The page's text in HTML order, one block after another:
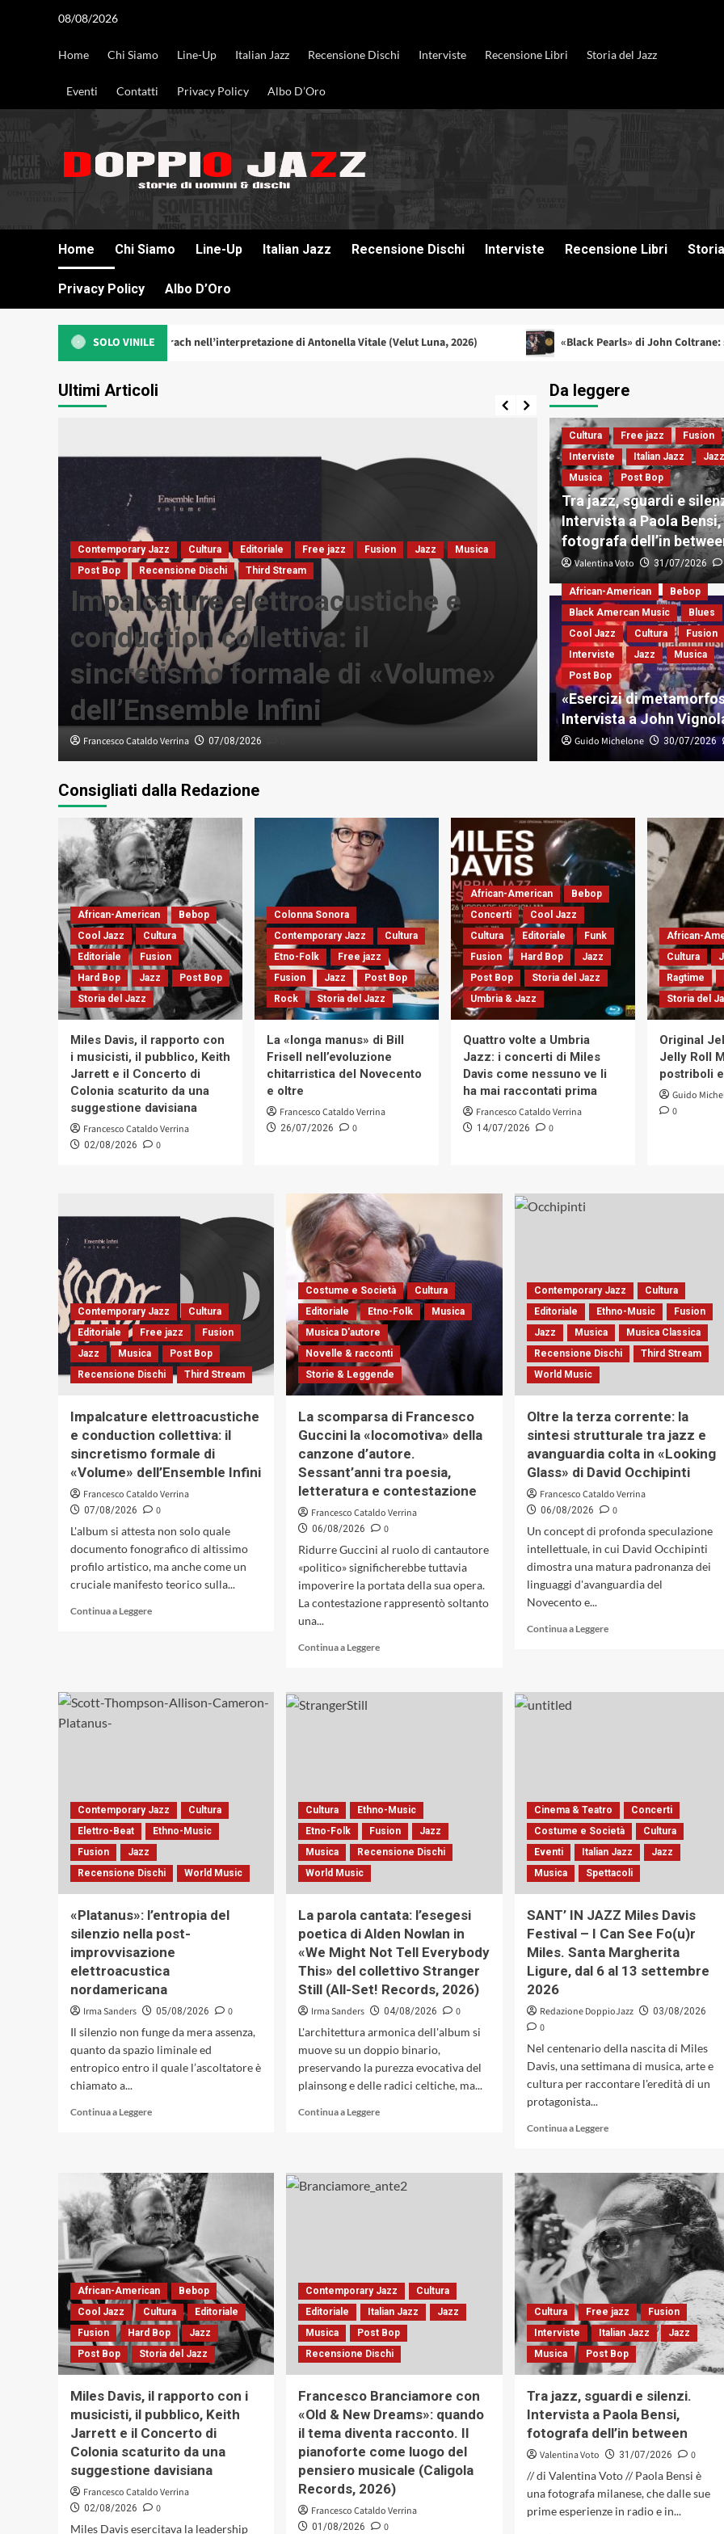
08/08/2026
Home Chi Siamo Line-Up Italian Jazz Recensione Dischi Interviste Recensione Libri Storia del Jazz
Eventi Contatti Privacy Policy Albo D’Oro
Home Chi Siamo Line-Up Italian Jazz Recensione Dischi Interviste Recensione Libri
Privacy Policy Albo D’Oro
SOLO VINILE
di Bacharach nell’interpretazione di Antonella Vitale (Velut Luna, 2026) «Black Pearls» di John Coltrane: si fa presto a
Ultimi Articoli
Contemporary Jazz Cultura Editoriale Free jazz Fusion Jazz
Musica
Post Bop
Recensione Dischi Third Stream
Impalcature elettroacustiche e
conduction collettiva: il
sincretismo formale di «Volume»
dell’Ensemble Infini
Francesco Cataldo Verrina 07/08/2026
Costume e Società Cultura
Novelle & racconti
Storie &
La
la
d’autore.
letteratura e
Francesco Cataldo Verrina 06/08/
Da leggere
Cultura Free jazz
Fusion
Interviste
Italian Jazz
Jazz
Musica
Post Bop
Tra jazz, sguardi e
Intervista a Paola Bensi,
fotografa dell’in
Valentina Voto 31/07/2026
African-American
Bebop
Black Amercan Music
Blues
Cool Jazz
Cultura
Fusion
Interviste
Jazz
Musica
Post Bop
«Esercizi di
Intervista a John
Guido Michelone 30/07/2026
Consigliati dalla Redazione
African-American
Bebop
Cool Jazz
Cultura
Editoriale
Fusion
Hard Bop
Jazz
Post Bop
Storia del Jazz
Miles Davis, il rapporto con
i musicisti, il pubblico, Keith
Jarrett e il Concerto di
Colonia scaturito da una
suggestione davisiana
Francesco Cataldo Verrina
02/08/2026 0
Colonna Sonora
Contemporary Jazz
Cultura
Etno-Folk
Free jazz
Fusion
Jazz
Post Bop
Rock
Storia del Jazz
La «longa manus» di Bill
Frisell nell’evoluzione
chitarristica del Novecento
e oltre
Francesco Cataldo Verrina
26/07/2026 0
African-American
Bebop
Concerti
Cool Jazz
Cultura
Editoriale
Funk
Fusion
Hard Bop
Jazz
Post Bop
Storia del Jazz
Umbria & Jazz
Quattro volte a Umbria
Jazz: i concerti di Miles
Davis come nessuno ve li
ha mai raccontati prima
Francesco Cataldo Verrina
14/07/2026 0
African-
Cultura
Ragtime
Storia del
Original
Jelly Roll
postriboli e
Guido
0
Contemporary Jazz
Cultura
Editoriale
Free jazz
Fusion
Jazz
Musica
Post Bop
Recensione Dischi
Third Stream
Impalcature elettroacustiche
e conduction collettiva: il
sincretismo formale di
«Volume» dell’Ensemble Infini
Francesco Cataldo Verrina
07/08/2026
0
L'album si attesta non solo quale
documento fonografico di altissimo
profilo artistico, ma anche come un
cruciale manifesto teorico sulla...
Continua a LeggereLeggi
e
«Volume»
dell’Ensemble
Infini
Costume e Società
Cultura
Editoriale
Etno-Folk
Musica
Musica D'autore
Novelle & racconti
Storie & Leggende
La scomparsa di Francesco
Guccini la «locomotiva» della
canzone d’autore.
Sessant’anni tra poesia,
letteratura e contestazione
Francesco Cataldo Verrina
06/08/2026
0
Ridurre Guccini al ruolo di cantautore
«politico» significherebbe tuttavia
impoverire la portata della sua opera.
La contestazione rappresentò soltanto
una...
Continua a LeggereLeggi
su
della
canzone
d’autore.
Sessant’anni
e
contestazione
Contemporary Jazz
Cultura
Editoriale
Ethno-Music
Fusion
Jazz
Musica
Musica Classica
Recensione Dischi
Third Stream
World Music
Oltre la terza corrente: la
sintesi strutturale tra jazz e
avanguardia colta in «Looking
Glass» di David Occhipinti
Francesco Cataldo Verrina
06/08/2026
0
Un concept di profonda speculazione
intellettuale, in cui David Occhipinti
dimostra una matura padronanza dei
linguaggi d'avanguardia del
Novecento e...
Continua a LeggereLeggi
jazz
e
avanguardia
colta
in
di
David
Occhipinti
Contemporary Jazz
Cultura
Elettro-Beat
Ethno-Music
Fusion
Jazz
Recensione Dischi
World Music
«Platanus»: l’entropia del
silenzio nella post-
improvvisazione
elettroacustica
nordamericana
Irma Sanders 05/08/2026
0
Il silenzio non funge da mera assenza,
quanto da spazio liminale ed
entropico entro il quale l’ascoltatore è
chiamato a...
Continua a LeggereLeggi
«Platanus»:
l’entropia
del
silenzio
nella
post-
improvvisazione
elettroacustica
nordamericana
Cultura
Ethno-Music
Etno-Folk
Fusion
Jazz
Musica
Recensione Dischi
World Music
La parola cantata: l’esegesi
poetica di Alden Nowlan in
«We Might Not Tell Everybody
This» del collettivo Stranger
Still (All-Set! Records, 2026)
Irma Sanders 04/08/2026
0
L'architettura armonica dell'album si
muove su un doppio binario,
preservando la purezza evocativa del
plainsong e delle radici celtiche, ma...
Continua a LeggereLeggi
La
parola
in
«We
Might
Not
Tell
del
collettivo
Stranger
Still
(All-
Set!
Records,
2026)
Cinema & Teatro
Concerti
Costume e Società
Cultura
Eventi
Italian Jazz
Jazz
Musica
Spettacoli
SANT’ IN JAZZ Miles Davis
Festival – I Can See Fo(u)r
Miles. Santa Margherita
Ligure, dal 6 al 13 settembre
2026
Redazione DoppioJazz 03/08/2026
0
Nel centenario della nascita di Miles
Davis, una settimana di musica, arte e
cultura per raccontare l'eredità di un
protagonista...
Continua a LeggereLeggi
su
SANT’
IN
JAZZ
Miles
Davis
Festival
–
I
Can
See
Fo(u)r
Miles.
Santa
Ligure,
dal
al
settembre
2026
African-American
Bebop
Cool Jazz
Cultura
Editoriale
Fusion
Hard Bop
Jazz
Post Bop
Storia del Jazz
Miles Davis, il rapporto con i
musicisti, il pubblico, Keith
Jarrett e il Concerto di
Colonia scaturito da una
suggestione davisiana
Francesco Cataldo Verrina
02/08/2026
0
Miles Davis esercitava la leadership
Contemporary Jazz
Cultura
Editoriale
Italian Jazz
Jazz
Musica
Post Bop
Recensione Dischi
Francesco Branciamore con
«Old & New Dreams»: quando
il tema diventa racconto. Il
pianoforte come luogo del
pensiero musicale (Caligola
Records, 2026)
Francesco Cataldo Verrina
01/08/2026
0
Cultura Free jazz
Fusion
Interviste
Italian Jazz
Jazz
Musica
Post Bop
Tra jazz, sguardi e silenzi.
Intervista a Paola Bensi,
fotografa dell’in between
Valentina Voto 31/07/2026
0
// di Valentina Voto // Paola Bensi è
una fotografa milanese, che dalle sue
prime esperienze in radio e in...